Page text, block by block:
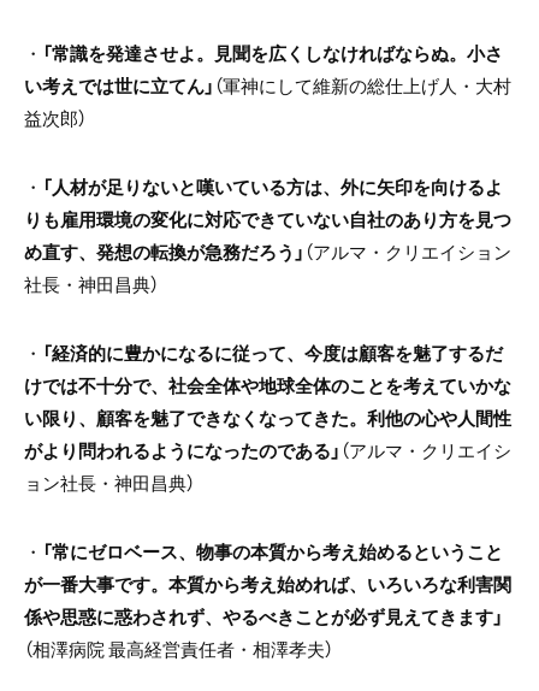
・ 「常識を発達させよ。見聞を広くしなければならぬ。小さ
い考えでは世に立てん」 （軍神にして維新の総仕上げ人・大村
益次郎）
・ 「人材が足りないと嘆いている方は、外に矢印を向けるよ
りも雇用環境の変化に対応できていない自社のあり方を見つ
め直す、発想の転換が急務だろう」 （アルマ・クリエイション
社長・神田昌典）
・ 「経済的に豊かになるに従って、今度は顧客を魅了するだ
けでは不十分で、社会全体や地球全体のことを考えていかな
い限り、顧客を魅了できなくなってきた。利他の心や人間性
がより問われるようになったのである」 （アルマ・クリエイシ
ョン社長・神田昌典）
・ 「常にゼロベース、物事の本質から考え始めるということ
が一番大事です。本質から考え始めれば、いろいろな利害関
係や思惑に惑わされず、やるべきことが必ず見えてきます」
（相澤病院 最高経営責任者・相澤孝夫）